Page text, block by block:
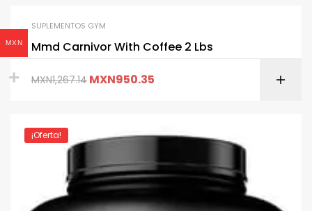
SUPLEMENTOS GYM
Mmd Carnivor With Coffee 2 Lbs
MXN1,267.14 MXN950.35
¡Oferta!
MXN